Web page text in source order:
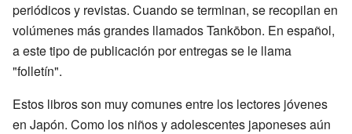
periódicos y revistas. Cuando se terminan, se recopilan en
volúmenes más grandes llamados Tankōbon. En español,
a este tipo de publicación por entregas se le llama
"folletín".
Estos libros son muy comunes entre los lectores jóvenes
en Japón. Como los niños y adolescentes japoneses aún